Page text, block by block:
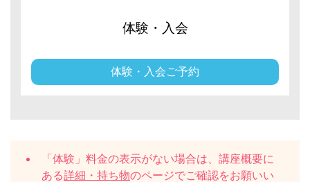
体験・入会
体験・入会ご予約
「体験」料金の表示がない場合は、講座概要に
ある詳細・持ち物のページでご確認をお願いい